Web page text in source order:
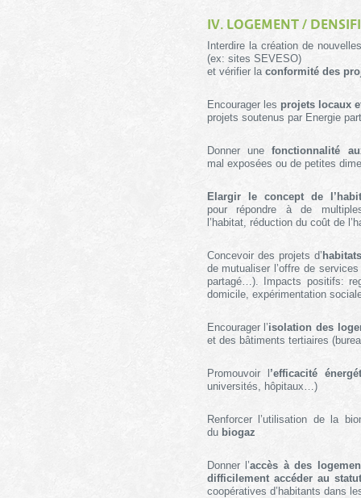
IV. LOGEMENT /
Interdire la création de
(ex: sites SEVESO)
et vérifier la conformité des
Encourager les projets locaux
projets soutenus par Energie
Donner unefonctionnalité
mal exposées ou de petites
Elargir le concept de
pour répondre à de
l’habitat, réduction du coût de
Concevoir des projets d’
de mutualiser l’offre de
partagé…). Impacts positifs:
domicile, expérimentation
Encourager l’isolation des
et des bâtiments tertiaires
Promouvoir l ’efficacité
universités, hôpitaux…)
Renforcer l’utilisation de la
du biogaz
Donner l’accès à des
difficilement accéder au
coopératives d’habitants dans